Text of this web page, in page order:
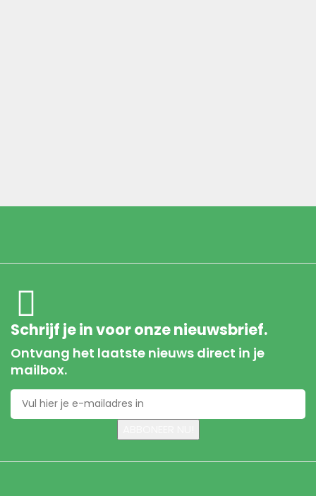
Schrijf je in voor onze nieuwsbrief.
Ontvang het laatste nieuws direct in je
mailbox.